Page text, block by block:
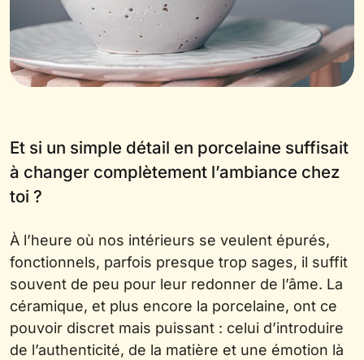
Et si un simple détail en porcelaine suffisait
à changer complètement l’ambiance chez
toi ?
À l’heure où nos intérieurs se veulent épurés,
fonctionnels, parfois presque trop sages, il suffit
souvent de peu pour leur redonner de l’âme. La
céramique, et plus encore la porcelaine, ont ce
pouvoir discret mais puissant : celui d’introduire
de l’authenticité, de la matière et une émotion là